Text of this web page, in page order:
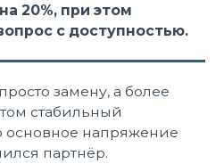
20%, при этом
с доступностью.
замену, а более
стабильный
основное напряжение
партнёр.